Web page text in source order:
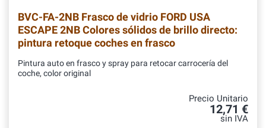
BVC-FA-2NB Frasco de vidrio FORD USA
ESCAPE 2NB Colores sólidos de brillo directo:
pintura retoque coches en frasco
Pintura auto en frasco y spray para retocar carrocería del
coche, color original
Precio Unitario
12,71 €
sin IVA